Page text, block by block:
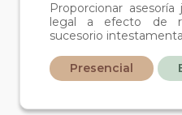
Proporcionar asesoría jurídica y patrocinio
legal a efecto de
sucesorio
Presencial